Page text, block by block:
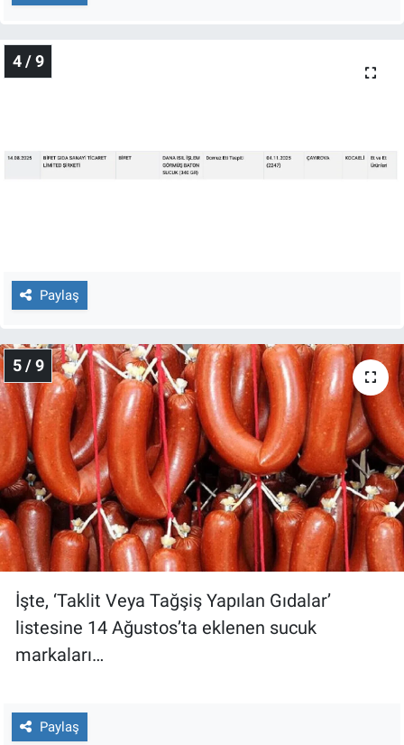
4 / 9
Paylaş
5 / 9
İşte, ‘Taklit Veya Tağşiş Yapılan Gıdalar’
listesine 14 Ağustos’ta eklenen sucuk
markaları…
Paylaş